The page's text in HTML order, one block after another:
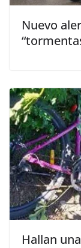
Nuevo
Hallan